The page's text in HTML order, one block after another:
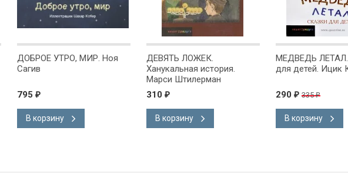
ДОБРОЕ УТРО, МИР. Ноя
Сагив
795 ₽
В корзину
ДЕВЯТЬ ЛОЖЕК.
Ханукальная история.
Марси Штилерман
310 ₽
В корзину
МЕДВЕДЬ ЛЕТАЛ.
для детей. Ицик
290 ₽ 335₽
В корзину